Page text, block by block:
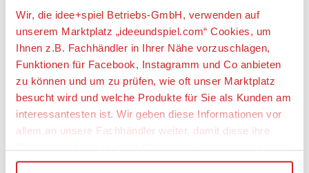
Wir, die idee+spiel Betriebs-GmbH, verwenden auf
unserem Marktplatz „ideeundspiel.com“ Cookies, um
Ihnen z.B. Fachhändler in Ihrer Nähe vorzuschlagen,
Funktionen für Facebook, Instagramm und Co anbieten
zu können und um zu prüfen, wie oft unser Marktplatz
besucht wird und welche Produkte für Sie als Kunden am
interessantesten ist. Wir geben diese Informationen vor
allem an unsere Fachhändler weiter, damit diese ihre
FerngesteuerteFahrzeugein 1:5 bis 1:18, Straßen und
Geländefahrzeuge mit Verbrennungs-
und Elektromotor, Einstellservice, Zubehör, Akkus, Ladegeräte,
Fahrenregler, Motoren, Treibstoffe für Verbrennermotoren,
Service- und Teststation
FerngesteuerteHubschraubermodelle zum Fernsteuern mit